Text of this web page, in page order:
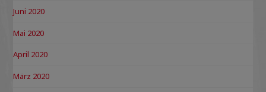
Juni 2020
Mai 2020
April 2020
März 2020